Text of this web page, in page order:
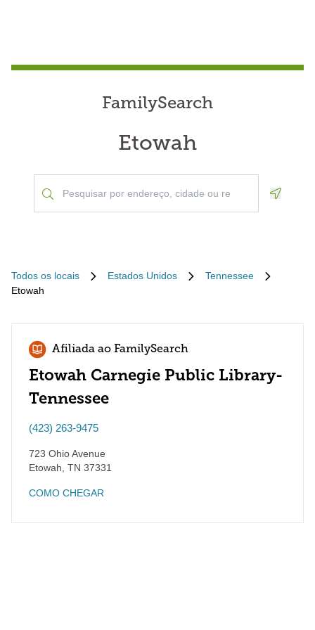
FamilySearch
Etowah
Todos os locais Estados Unidos
Tennessee
Etowah
Afiliada ao FamilySearch
Etowah Carnegie Public Library-
Tennessee
(423) 263-9475
723 Ohio Avenue
Etowah TN 37331
COMO CHEGAR